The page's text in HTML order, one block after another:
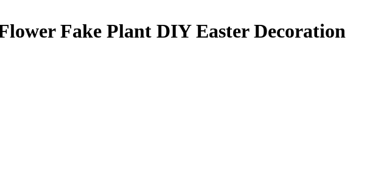
Fake Plant DIY Easter Decoration